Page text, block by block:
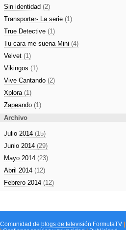
Sin identidad (2)
Transporter- La serie (1)
True Detective (1)
Tu cara me suena Mini (4)
Velvet (1)
Vikingos (1)
Vive Cantando (2)
Xplora (1)
Zapeando (1)
Archivo
Julio 2014 (15)
Junio 2014 (29)
Mayo 2014 (23)
Abril 2014 (12)
Febrero 2014 (12)
Comunidad de blogs de televisión FormulaTV